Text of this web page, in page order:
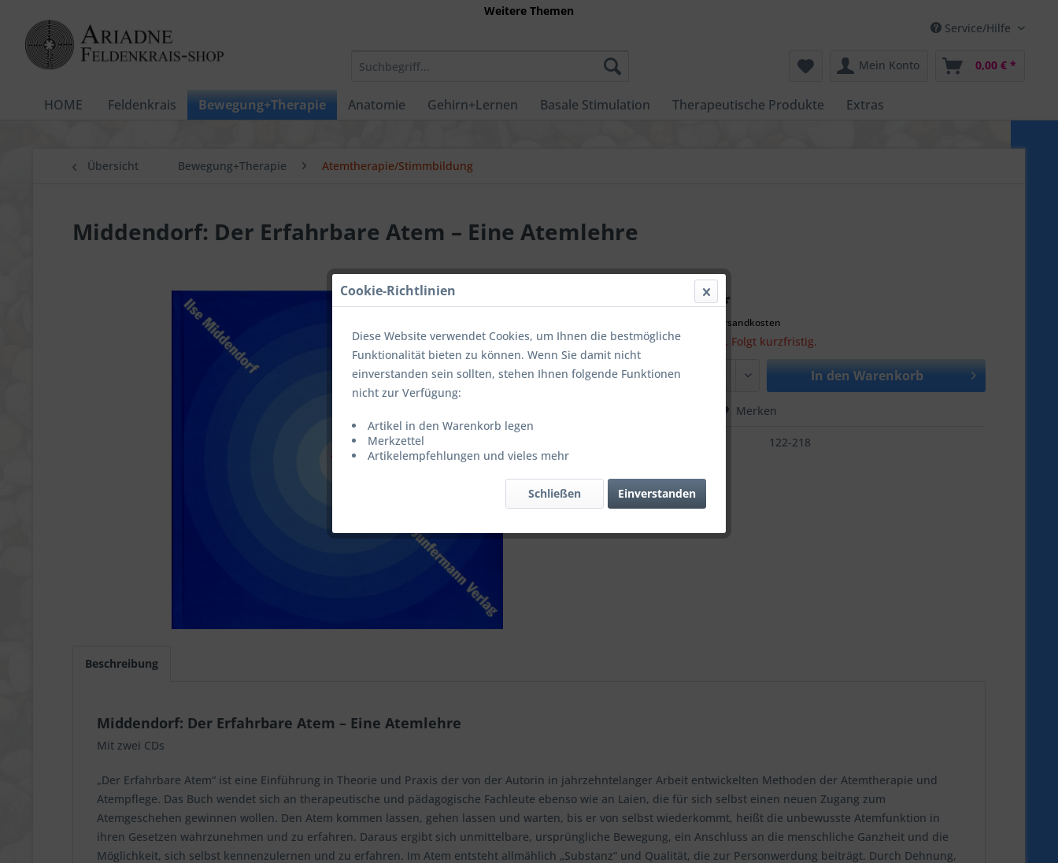
Weitere Themen
Service/Hilfe
Mein Konto 0,00 € *
HOME Feldenkrais Bewegung+Therapie Anatomie Gehirn+Lernen Basale Stimulation Therapeutische Produkte Extras
Übersicht Bewegung+Therapie Atemtherapie/Stimmbildung
Middendorf: Der Erfahrbare Atem – Eine Atemlehre
44,00 € *
zzgl. Versandkosten
Nicht vorrätig. Folgt kurzfristig.
In den Warenkorb
Merken
122-218
Beschreibung
Middendorf: Der Erfahrbare Atem – Eine Atemlehre
Mit zwei CDs
„Der Erfahrbare Atem“ ist eine Einführung in Theorie und Praxis der von der Autorin in jahrzehntelanger Arbeit entwickelten Methoden der Atemtherapie und
Atempflege. Das Buch wendet sich an therapeutische und pädagogische Fachleute ebenso wie an Laien, die für sich selbst einen neuen Zugang zum
Atemgeschehen gewinnen wollen. Den Atem kommen lassen, gehen lassen und warten, bis er von selbst wiederkommt, heißt die unbewusste Atemfunktion in
ihren Gesetzen wahrzunehmen und zu erfahren. Daraus ergibt sich unmittelbare, ursprüngliche Bewegung, ein Anschluss an die menschliche Ganzheit und die
Möglichkeit, sich selbst kennenzulernen und zu erfahren. Im Atem entsteht allmählich „Substanz“ und Qualität, die zur Personwerdung beiträgt. Durch Dehnung,
Cookie-Richtlinien
Diese Website verwendet Cookies, um Ihnen die bestmögliche
Funktionalität bieten zu können. Wenn Sie damit nicht
einverstanden sein sollten, stehen Ihnen folgende Funktionen
nicht zur Verfügung:
Artikel in den Warenkorb legen
Merkzettel
Artikelempfehlungen und vieles mehr
Einverstanden
Schließen